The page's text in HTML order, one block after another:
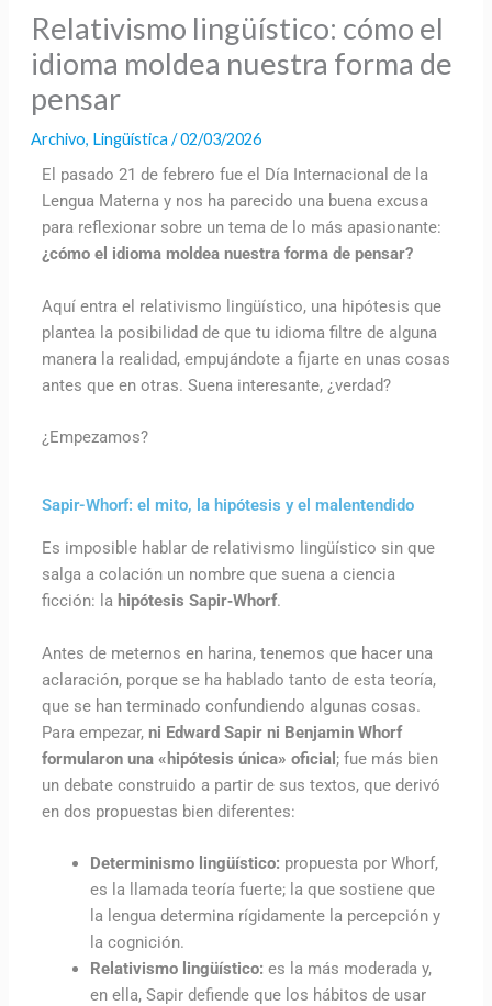
Relativismo lingüístico: cómo el
idioma moldea nuestra forma de
pensar
Archivo, Lingüística /02/03/2026
El pasado 21 de febrero fue el Día Internacional de la
Lengua Materna y nos ha parecido una buena excusa
para reflexionar sobre un tema de lo más apasionante:
¿cómo el idioma moldea nuestra forma de pensar?
Aquí entra el relativismo lingüístico, una hipótesis que
plantea la posibilidad de que tu idioma filtre de alguna
manera la realidad, empujándote a fijarte en unas cosas
antes que en otras. Suena interesante, ¿verdad?
¿Empezamos?
Sapir-Whorf: el mito, la hipótesis y el malentendido
Es imposible hablar de relativismo lingüístico sin que
salga a colación un nombre que suena a ciencia
ficción: la hipótesis Sapir‑Whorf.
Antes de meternos en harina, tenemos que hacer una
aclaración, porque se ha hablado tanto de esta teoría,
que se han terminado confundiendo algunas cosas.
Para empezar, ni Edward Sapir ni Benjamin Whorf
formularon una «hipótesis única» oficial ; fue más bien
un debate construido a partir de sus textos, que derivó
en dos propuestas bien diferentes:
Determinismo lingüístico: propuesta por Whorf,
es la llamada teoría fuerte; la que sostiene que
la lengua determina rígidamente la percepción y
la cognición.
Relativismo lingüístico: es la más moderada y,
en ella, Sapir defiende que los hábitos de usar